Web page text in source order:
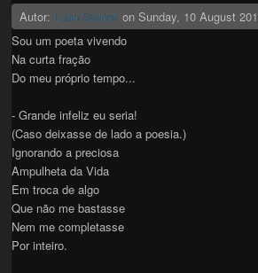
Autor: Luan Soares on Sunday, 10 August
Sou um poeta vivendo
Na curta fração
Do meu próprio tempo...
- Grande infeliz eu seria!
(Caso deixasse de lado a poesia.)
Ignorando a preciosa
Ampulheta da Vida
Em troca de algo
Que não me bastasse
Nem me completasse
Por inteiro.